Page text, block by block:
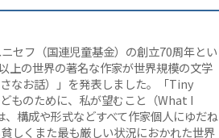
セフ（国連児童基金）の創立70周年とい
上の世界の著名な作家が世界規模の文学
なお話）」を発表しました。「Tiny
ものために、私が望むこと（What I
構成や形式などすべて作家個人にゆだね
しくまた最も厳しい状況におかれた世界